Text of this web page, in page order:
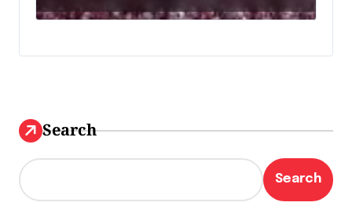
Search
Search